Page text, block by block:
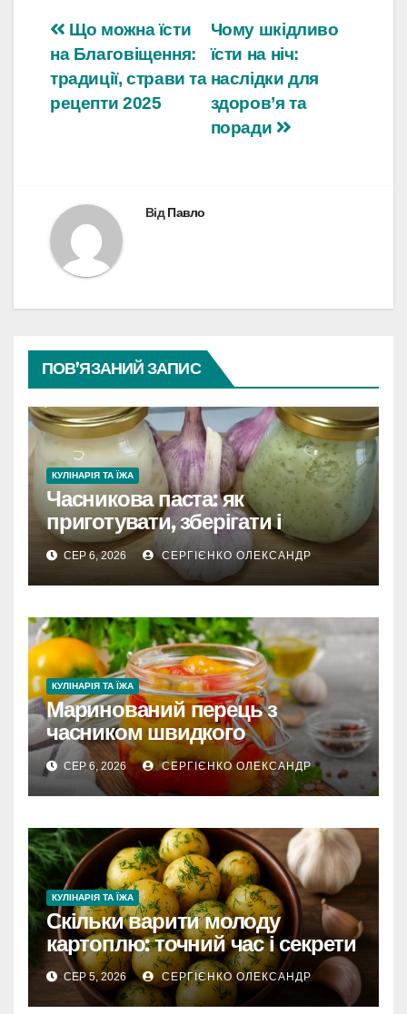
Навігація
записів
Чому шкідливо
їсти на ніч:
наслідки для
здоров’я та
поради
Що можна їсти
на Благовіщення:
традиції, страви та
рецепти 2025
ВідПавло
ПОВ’ЯЗАНИЙ ЗАПИС
КУЛІНАРІЯ ТА ЇЖА
Часникова паста: як
приготувати, зберігати і
розкрити весь смак
СЕР 6, 2026 СЕРГІЄНКО ОЛЕКСАНДР
КУЛІНАРІЯ ТА ЇЖА
Маринований перець з
часником швидкого
приготування
СЕР 6, 2026 СЕРГІЄНКО ОЛЕКСАНДР
КУЛІНАРІЯ ТА ЇЖА
Скільки варити молоду
картоплю: точний час і секрети
СЕР 5, 2026 СЕРГІЄНКО ОЛЕКСАНДР